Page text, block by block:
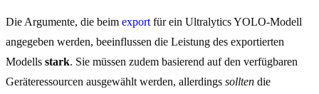
Die Argumente, die beim export für ein Ultralytics YOLO-Modell
angegeben werden, beeinflussen die Leistung des exportierten
Modells stark. Sie müssen zudem basierend auf den verfügbaren
Geräteressourcen ausgewählt werden, allerdings sollten die